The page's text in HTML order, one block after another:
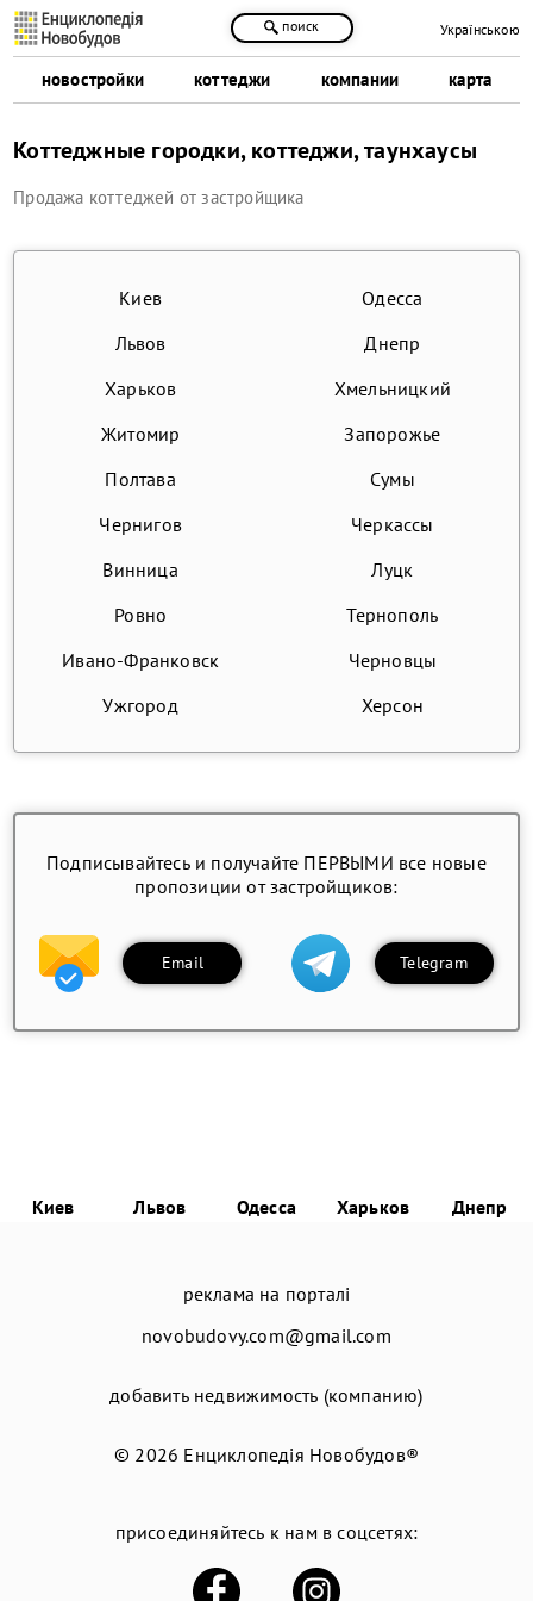
новостройки коттеджи компании карта
поиск Українською
Коттеджные городки, коттеджи, таунхаусы
Продажа коттеджей от застройщика
Киев
Одесса
Львов
Днепр
Харьков
Хмельницкий
Житомир
Запорожье
Полтава
Сумы
Чернигов
Черкассы
Винница
Луцк
Ровно
Тернополь
Ивано-Франковск
Черновцы
Ужгород
Херсон
Подписывайтесь и получайте ПЕРВЫМИ все новые
пропозиции от застройщиков:
Email Telegram
Киев Львов Одесса Харьков Днепр
реклама на порталі
novobudovy.com@gmail.com
добавить недвижимость (компанию)
© 2026 Енциклопедія Новобудов®
присоединяйтесь к нам в соцсетях: